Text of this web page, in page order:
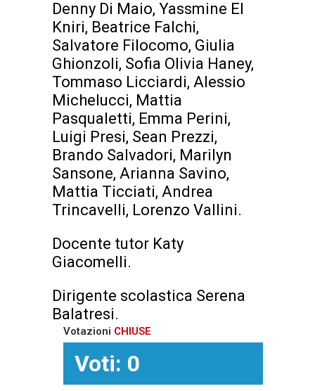
Denny Di Maio, Yassmine El
Kniri, Beatrice Falchi,
Salvatore Filocomo, Giulia
Ghionzoli, Sofia Olivia Haney,
Tommaso Licciardi, Alessio
Michelucci, Mattia
Pasqualetti, Emma Perini,
Luigi Presi, Sean Prezzi,
Brando Salvadori, Marilyn
Sansone, Arianna Savino,
Mattia Ticciati, Andrea
Trincavelli, Lorenzo Vallini.
Docente tutor Katy
Giacomelli.
Dirigente scolastica Serena
Balatresi.
Votazioni CHIUSE
Voti: 0